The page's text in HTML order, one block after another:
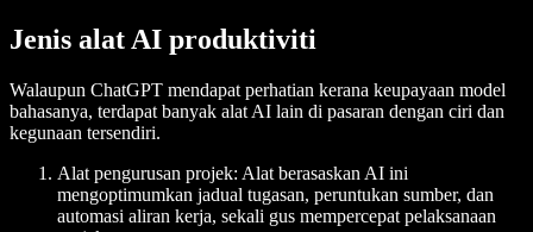
Jenis alat AI produktiviti
Walaupun ChatGPT mendapat perhatian kerana keupayaan model
bahasanya, terdapat banyak alat AI lain di pasaran dengan ciri dan
kegunaan tersendiri.
Alat pengurusan projek: Alat berasaskan AI ini
mengoptimumkan jadual tugasan, peruntukan sumber, dan
automasi aliran kerja, sekali gus mempercepat pelaksanaan